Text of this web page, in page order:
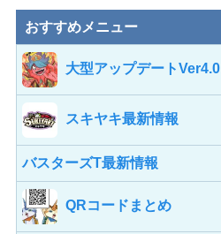
内
検
索
おすすめメニュー
大型アップデートVer4.0
スキヤキ最新情報
バスターズT最新情報
QRコードまとめ